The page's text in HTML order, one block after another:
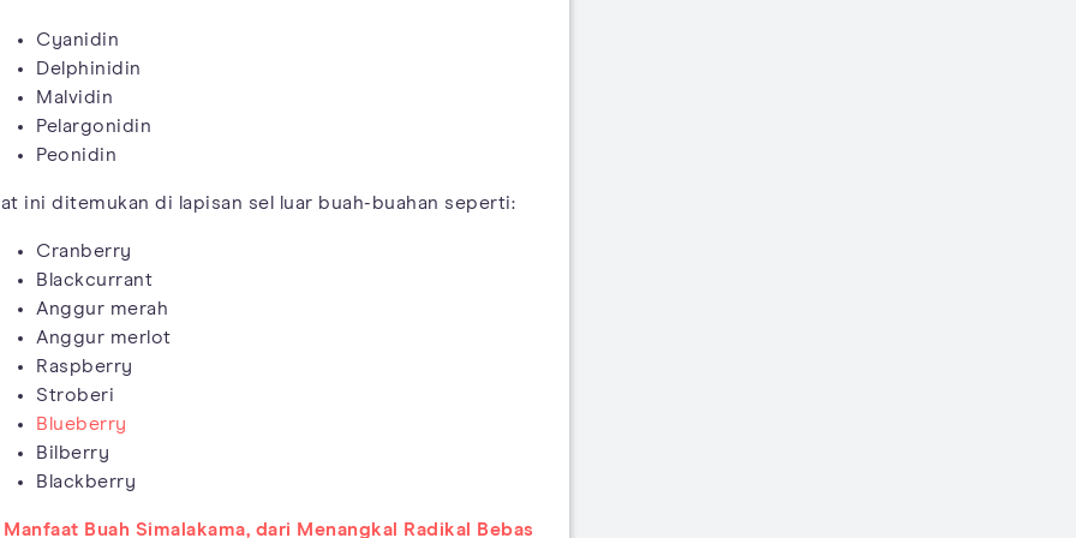
Cyanidin
Delphinidin
Malvidin
Pelargonidin
Peonidin
ini ditemukan di lapisan sel luar buah-buahan seperti:
Cranberry
Blackcurrant
Anggur merah
Anggur merlot
Raspberry
Stroberi
Blueberry
Bilberry
Blackberry
Manfaat Buah Simalakama, dari Menangkal Radikal Bebas